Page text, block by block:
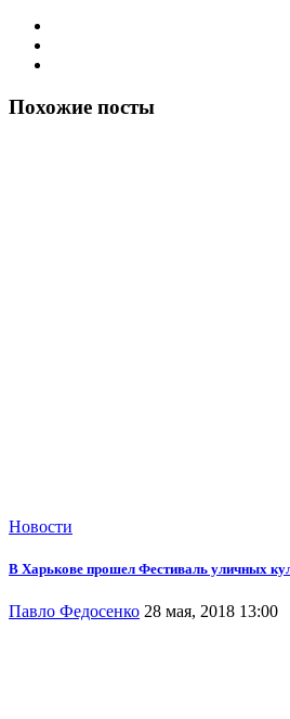
Похожие посты
Новости
В Харькове прошел Фестиваль уличных
Павло Федосенко 28 мая, 2018 13:00